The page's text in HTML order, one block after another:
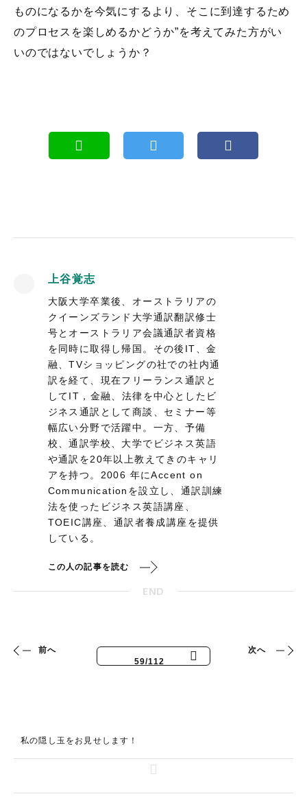
ものになるかを今気にするより、そこに到達するため
のプロセスを楽しめるかどうか”を考えてみた方がい
いのではないでしょうか？
上谷覚志
大阪大学卒業後、オーストラリアの
クイーンズランド大学通訳翻訳修士
号とオーストラリア会議通訳者資格
を同時に取得し帰国。その後IT、金
融、TVショッピングの社での社内通
訳を経て、現在フリーランス通訳と
してIT，金融、法律を中心としたビ
ジネス通訳として商談、セミナー等
幅広い分野で活躍中。一方、予備
校、通訳学校、大学でビジネス英語
や通訳を20年以上教えてきのキャリ
アを持つ。2006 年にAccent on
Communicationを設立し、通訳訓練
法を使ったビジネス英語講座、
TOEIC講座、通訳者養成講座を提供
している。
この人の記事を読む
END
59/112
前へ 次へ
私の隠し玉をお見せします！